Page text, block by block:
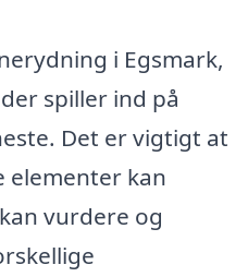
i Egsmark,
spiller ind på
Det er vigtigt at
elementer kan
vurdere og